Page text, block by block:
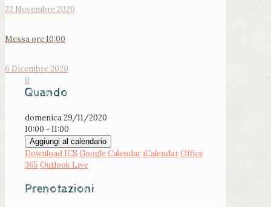
22 Novembre 2020
Messa ore 10:00
6 Dicembre 2020
0
Quando
domenica 29/11/2020
10:00 - 11:00
Aggiungi al calendario
Download ICS Google Calendar iCalendarOffice
365 Outlook Live
Prenotazioni